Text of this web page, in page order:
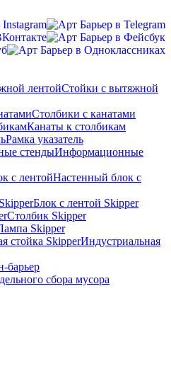
Стойки с вытяжной
Столбики с канатами
Канаты к столбикам
Рамка указатель
Информационные
Настенный блок с
Блок с лентой Skipper
Столбик Skipper
Skipper
Индустриальная
барьер
сбора мусора